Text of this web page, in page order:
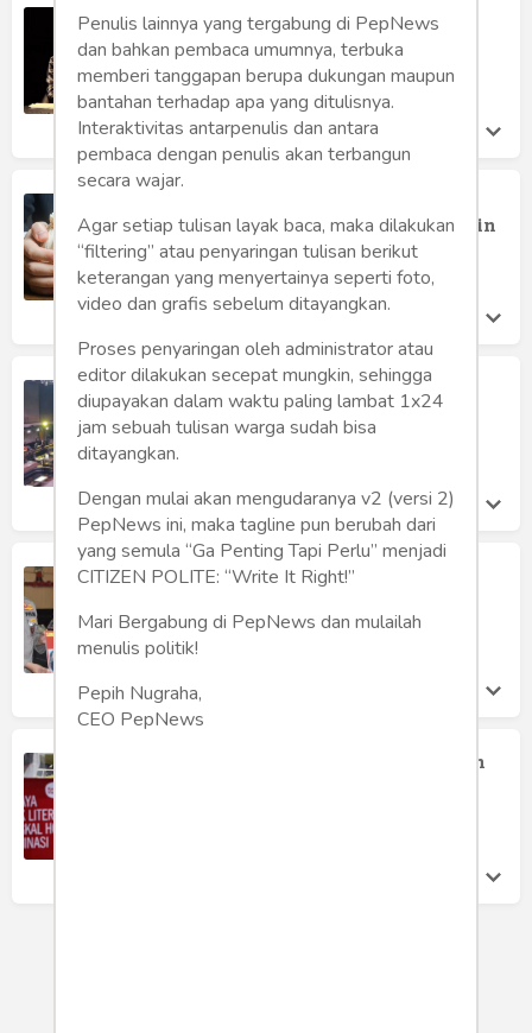
Jurnalis Senior Unggah Informasi
Hoax tentang "Megawati Sakit"
Kasihanto Anto
Jumat 17 Sep, 2021
Masyarakat Mudah Ditipu oleh "Angin
Surga"?
Denny JA
Jumat 6 Aug, 2021
Wasapada Isu Hoax Vaksin Ketiga
Johan
Selasa 3 Aug, 2021
Timbunan Emas Batutulis
Minggu 1 Aug, 2021
Hoax Vaksinasi Hambat Penanganan
Penulis lainnya yang tergabung di PepNews
dan bahkan pembaca umumnya, terbuka
memberi tanggapan berupa dukungan maupun
bantahan terhadap apa yang ditulisnya.
Interaktivitas antarpenulis dan antara
pembaca dengan penulis akan terbangun
secara wajar.
Agar setiap tulisan layak baca, maka dilakukan
“filtering” atau penyaringan tulisan berikut
keterangan yang menyertainya seperti foto,
video dan grafis sebelum ditayangkan.
Proses penyaringan oleh administrator atau
editor dilakukan secepat mungkin, sehingga
diupayakan dalam waktu paling lambat 1x24
jam sebuah tulisan warga sudah bisa
ditayangkan.
Dengan mulai akan mengudaranya v2 (versi 2)
PepNews ini, maka tagline pun berubah dari
yang semula “Ga Penting Tapi Perlu” menjadi
CITIZEN POLITE: “Write It Right!”
Mari Bergabung di PepNews dan mulailah
menulis politik!
Pepih Nugraha,
CEO PepNews